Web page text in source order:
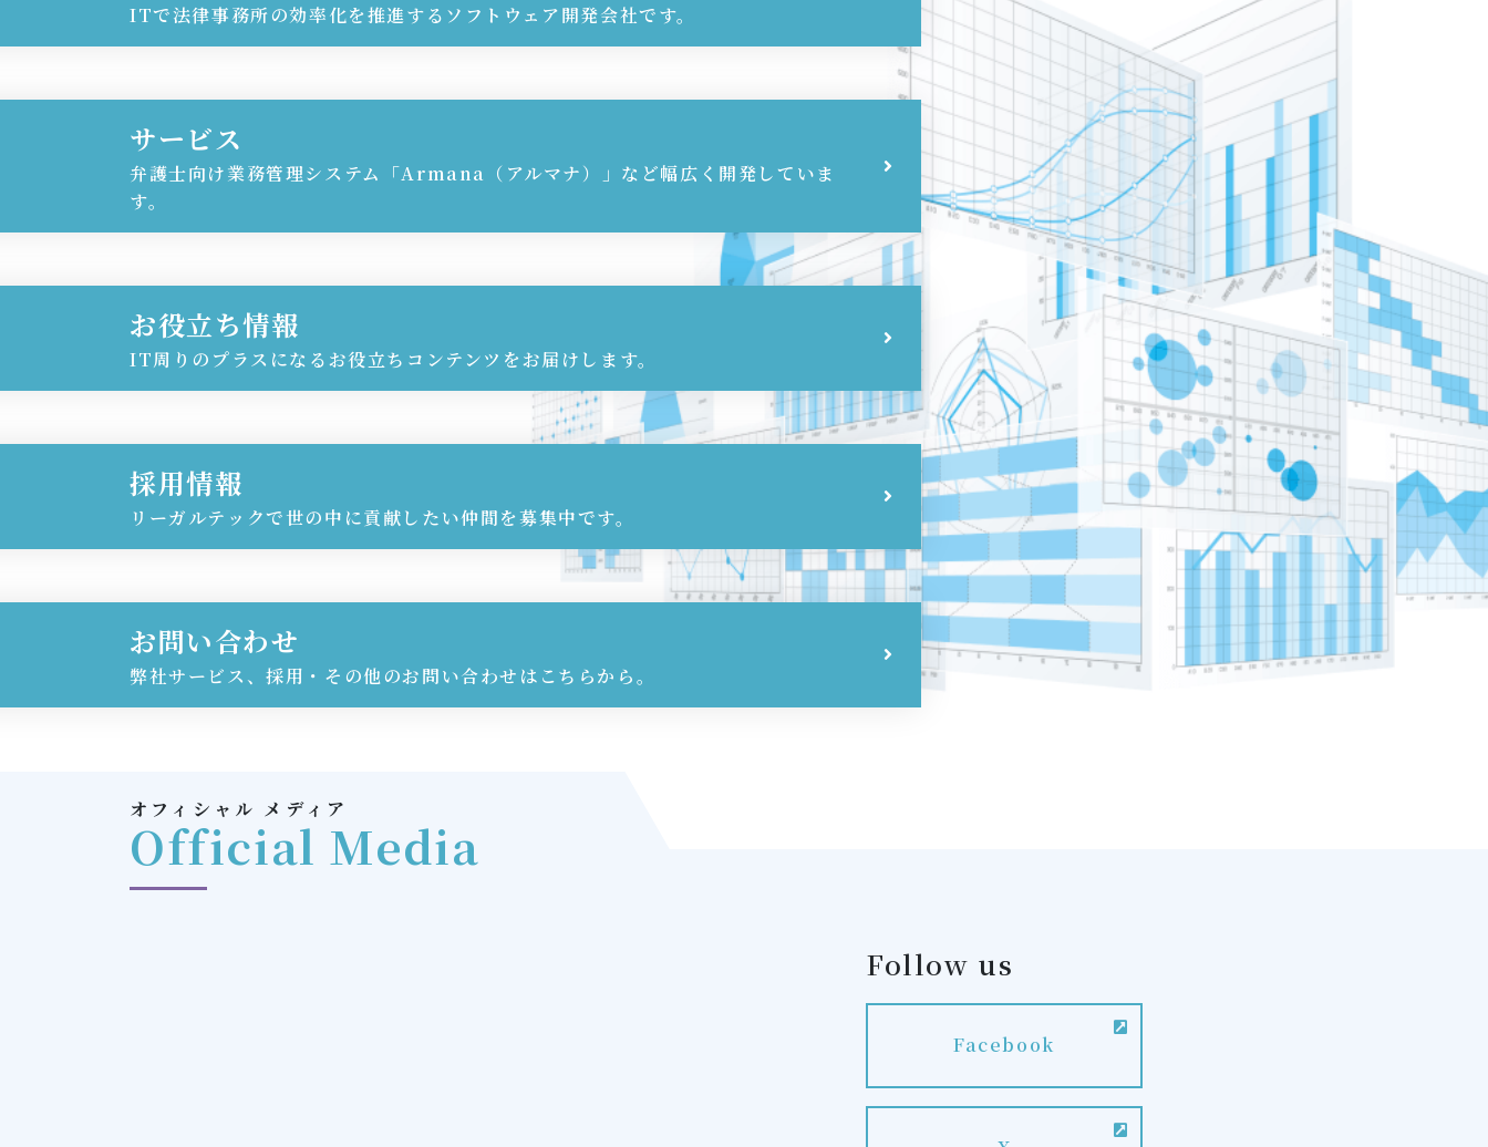
ITで法律事務所の効率化を推進するソフトウェア開発会社です。
サービス
弁護士向け業務管理システム「Armana（アルマナ）」など幅広く開発していま
す。
お役立ち情報
IT周りのプラスになるお役立ちコンテンツをお届けします。
採用情報
リーガルテックで世の中に貢献したい仲間を募集中です。
お問い合わせ
弊社サービス、採用・その他のお問い合わせはこちらから。
オフィシャル メディア
Official Media
Follow us
Facebook